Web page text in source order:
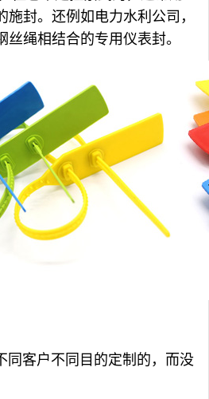
封。还例如电力水利公司，
绳相结合的专用仪表封。
客户不同目的定制的，而没